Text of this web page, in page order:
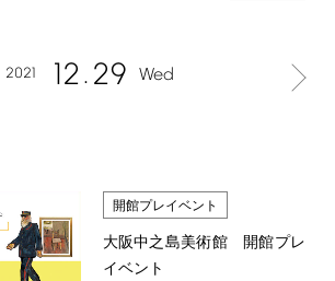
2021 12 29 Wed
開館プレイベント
大阪中之島美術館 開館プレ
イベント